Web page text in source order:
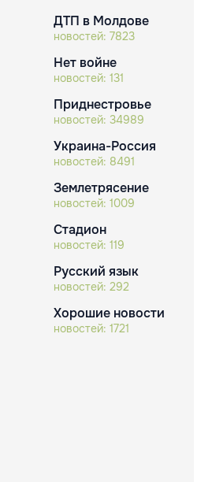
ДТП в Молдове
новостей: 7823
Нет войне
новостей: 131
Приднестровье
новостей: 34989
Украина-Россия
новостей: 8491
Землетрясение
новостей: 1009
Стадион
новостей: 119
Русский язык
новостей: 292
Хорошие новости
новостей: 1721